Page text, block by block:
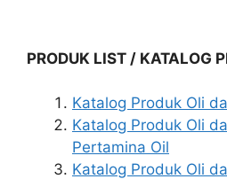
PRODUK LIST / KATALOG
Katalog Produk Oli
Katalog Produk Oli
Pertamina Oil
Katalog Produk Oli